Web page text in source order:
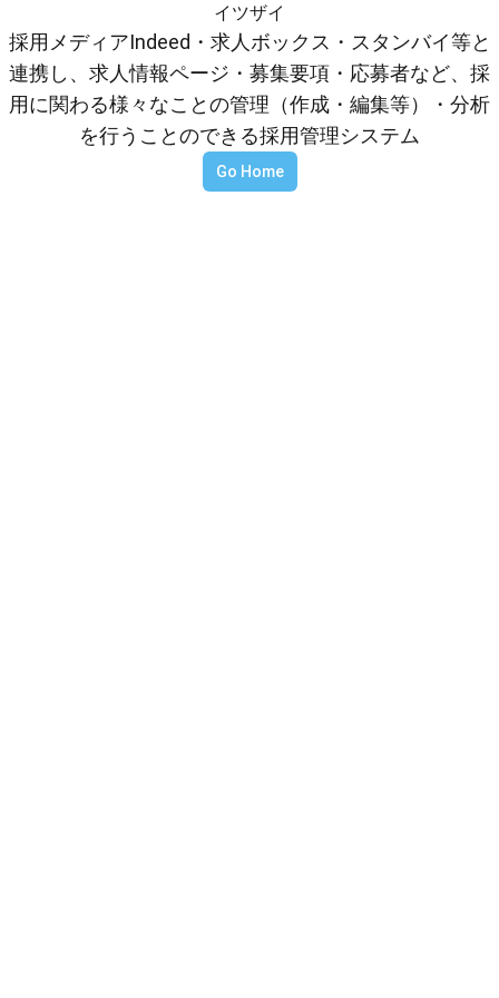
イツザイ
採用メディアIndeed・求人ボックス・スタンバイ等と
連携し、求人情報ページ・募集要項・応募者など、採
用に関わる様々なことの管理（作成・編集等）・分析
を行うことのできる採用管理システム
Go Home